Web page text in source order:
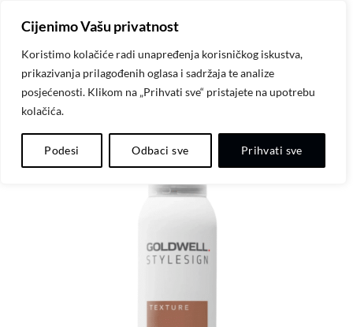
Cijenimo Vašu privatnost
Koristimo kolačiće radi unapređenja korisničkog iskustva,
prikazivanja prilagođenih oglasa i sadržaja te analize
posjećenosti. Klikom na „Prihvati sve“ pristajete na upotrebu
kolačića.
Podesi Odbaci sve Prihvati sve
content
Dodaj
listu